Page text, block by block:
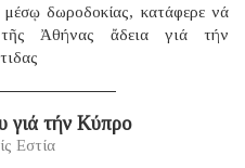
δωροδοκίας, κατάφερε νά
Ἀθήνας ἄδεια γιά τήν
γιά τήν Κύπρο
Εστία